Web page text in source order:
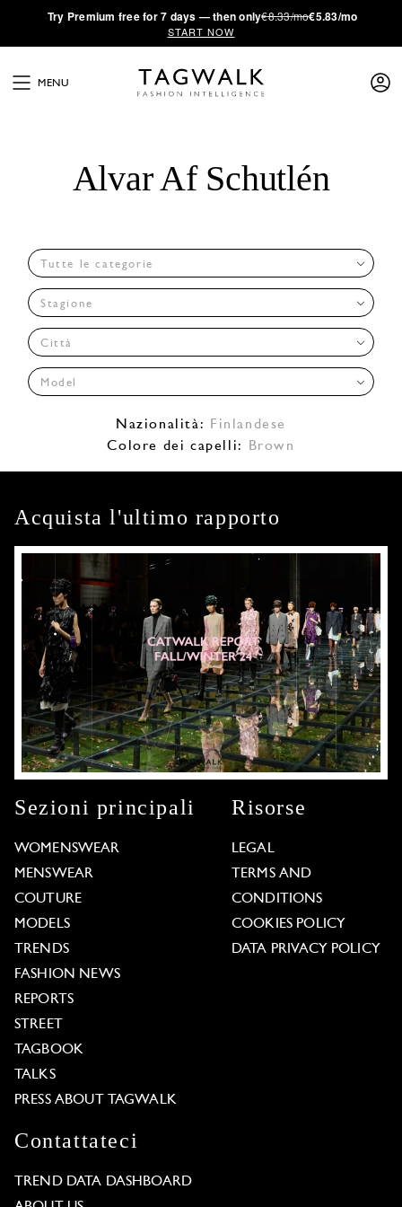
·Try Premium free for 7 days — then only€8.33/mo€5.83/mo
START NOW
MENU
Alvar Af Schutlén
Tutte le categorie
Stagione
Città
Model
Nazionalità:
Finlandese
Colore dei capelli:
Brown
Acquista l'ultimo rapporto
Sezioni principali
WOMENSWEAR
MENSWEAR
COUTURE
MODELS
TRENDS
FASHION NEWS
REPORTS
STREET
TAGBOOK
TALKS
PRESS ABOUT TAGWALK
Risorse
LEGAL
TERMS AND
CONDITIONS
COOKIES POLICY
DATA PRIVACY POLICY
Contattateci
TREND DATA DASHBOARD